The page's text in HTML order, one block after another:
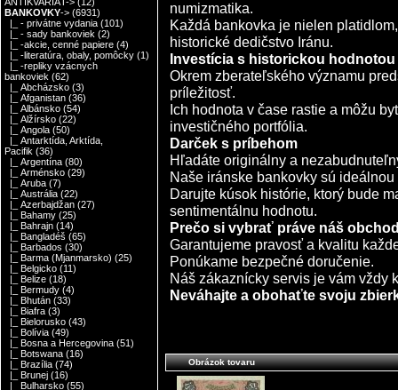
BANKOVKY-> (6931)
|_ - privátne vydania (101)
|_ - sady bankoviek (2)
|_ -akcie, cenné papiere (4)
|_ -literatúra, obaly, pomôcky (1)
|_ -repliky vzácnych
bankoviek (62)
|_ Abcházsko (3)
|_ Afganistan (36)
|_ Albánsko (54)
|_ Alžírsko (22)
|_ Angola (50)
|_ Antarktída, Arktída,
Pacifik (36)
|_ Argentína (80)
|_ Arménsko (29)
|_ Aruba (7)
|_ Austrália (22)
|_ Azerbajdžan (27)
|_ Bahamy (25)
|_ Bahrajn (14)
|_ Bangladéš (65)
|_ Barbados (30)
|_ Barma (Mjanmarsko) (25)
|_ Belgicko (11)
|_ Belize (18)
|_ Bermudy (4)
|_ Bhután (33)
|_ Biafra (3)
|_ Bielorusko (43)
|_ Bolívia (49)
|_ Bosna a Hercegovina (51)
|_ Botswana (16)
|_ Brazília (74)
|_ Brunej (16)
|_ Bulharsko (55)
numizmatika.
Každá bankovka je nielen
historické dedičstvo Iránu.
Investícia s historickou hodnotou
Okrem zberateľského významu
príležitosť.
Ich hodnota v čase rastie a môžu
investičného portfólia.
Darček s príbehom
Hľadáte originálny a
Naše iránske bankovky sú
Darujte kúsok histórie, ktorý bude
sentimentálnu hodnotu.
Prečo si vybrať práve náš
Garantujeme pravosť a kvalitu
Ponúkame bezpečné doručenie.
Náš zákaznícky servis je vám vždy
Neváhajte a obohaťte svoju
Obrázok tovaru